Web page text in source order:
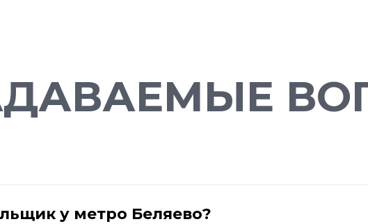
у метро Беляево?